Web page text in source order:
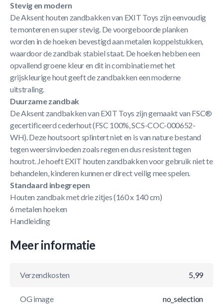
Stevig en modern
De Aksent houten zandbakken van EXIT Toys zijn eenvoudig
te monteren en super stevig. De voorgeboorde planken
worden in de hoeken bevestigd aan metalen koppelstukken,
waardoor de zandbak stabiel staat. De hoeken hebben een
opvallend groene kleur en dit in combinatie met het
grijskleurige hout geeft de zandbakken een moderne
uitstraling.
Duurzame zandbak
De Aksent zandbakken van EXIT Toys zijn gemaakt van FSC®
gecertificeerd cederhout (FSC 100%, SCS-COC-000652-
WH). Deze houtsoort splintert niet en is van nature bestand
tegen weersinvloeden zoals regen en dus resistent tegen
houtrot. Je hoeft EXIT houten zandbakken voor gebruik niet te
behandelen, kinderen kunnen er direct veilig mee spelen.
Standaard inbegrepen
Houten zandbak met drie zitjes (160 x 140 cm)
6 metalen hoeken
Handleiding
Meer informatie
Verzendkosten 5,99
OG image no_selection